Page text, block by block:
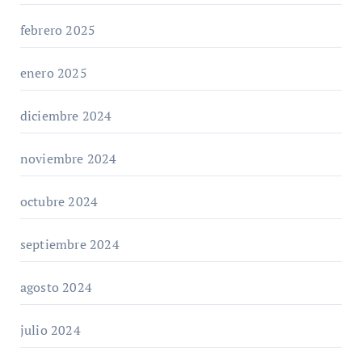
febrero 2025
enero 2025
diciembre 2024
noviembre 2024
octubre 2024
septiembre 2024
agosto 2024
julio 2024